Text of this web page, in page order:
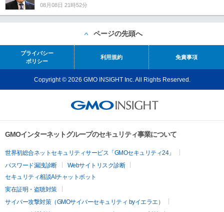
08月08日 21時52分
ページの先頭へ
プライバシー
ポリシー
利用規約 免責事項
Copyright © 2026 GMO INSIGHT Inc. All Rights Reserved.
GMOインターネットグループのセキュリティ事業について
世界初総合ネットセキュリティサービス「GMOセキュリティ24」
パスワード漏洩診断
Webサイトリスク診断
セキュリティ相談AIチャットボット
実在証明・盗聴対策
サイバー攻撃対策（GMOサイバーセキュリティ byイエラエ）